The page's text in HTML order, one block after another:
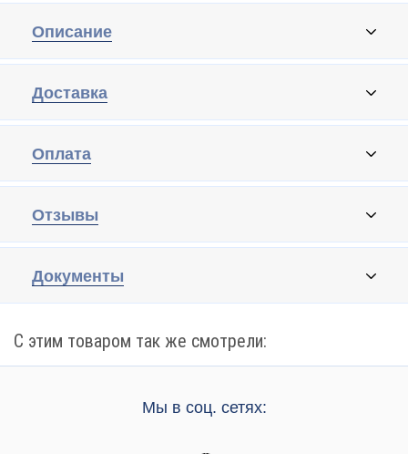
Описание
Доставка
Оплата
Отзывы
Документы
С этим товаром так же смотрели:
Мы в соц. сетях: